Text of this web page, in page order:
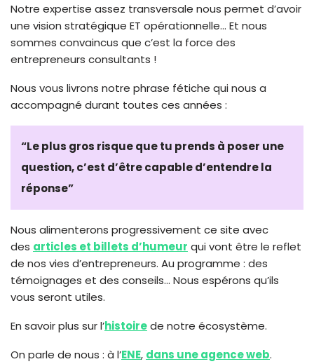
Notre expertise assez transversale nous permet d’avoir
une vision stratégique ET opérationnelle… Et nous
sommes convaincus que c’est la force des
entrepreneurs consultants !
Nous vous livrons notre phrase fétiche qui nous a
accompagné durant toutes ces années :
“Le plus gros risque que tu prends à poser une
question, c’est d’être capable d’entendre la
réponse”
Nous alimenterons progressivement ce site avec
des articles et billets d’humeur qui vont être le reflet
de nos vies d’entrepreneurs. Au programme : des
témoignages et des conseils… Nous espérons qu’ils
vous seront utiles.
En savoir plus sur l’histoirede notre écosystème.
On parle de nous : à l’ENE, dans une agence web.